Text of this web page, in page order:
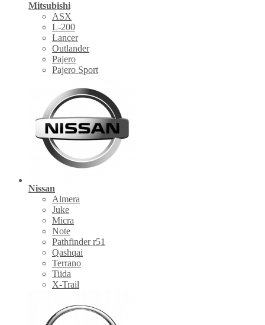
Mitsubishi
ASX
L-200
Lancer
Outlander
Pajero
Pajero Sport
Nissan
Almera
Juke
Micra
Note
Pathfinder r51
Qashqai
Terrano
Tiida
X-Trail